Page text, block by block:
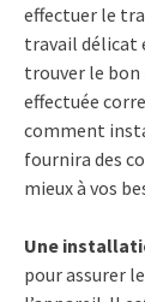
effectuer le
travail délicat
trouver le bon
effectuée
comment
fournira des
mieux à vos
Une
pour assurer